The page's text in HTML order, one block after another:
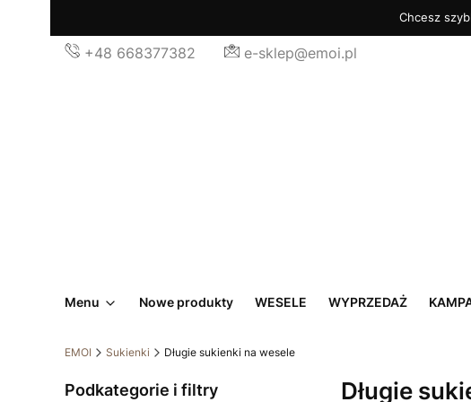
Chcesz
+48 668377382 e-sklep@emoi.pl
Menu Nowe produkty WESELE WYPRZEDAŻ
EMOI Sukienki Długie sukienki na wesele
Podkategorie i filtry Długie